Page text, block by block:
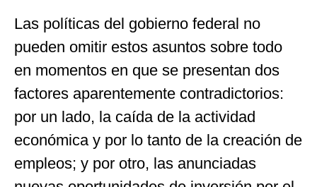
Las políticas del gobierno federal no
pueden omitir estos asuntos sobre todo
en momentos en que se presentan dos
factores aparentemente contradictorios:
por un lado, la caída de la actividad
económica y por lo tanto de la creación de
empleos; y por otro, las anunciadas